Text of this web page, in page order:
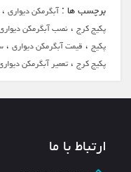
برچسب ها : آبگرمکن دیواری،
پکیج کرج،نصب آبگرمکن
پکیج، قیمت آبگرمکن دیواری،
پکیج کرج،تعمیر آبگرمکن
ارتباط با ما